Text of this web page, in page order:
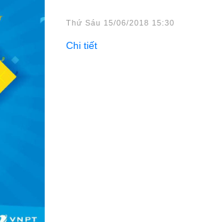
Thứ Sáu 15/06/2018 15:30
Chi tiết